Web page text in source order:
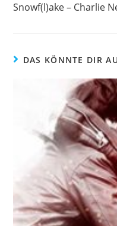
Snowf(l)ake – Charlie
DAS KÖNNTE DIR